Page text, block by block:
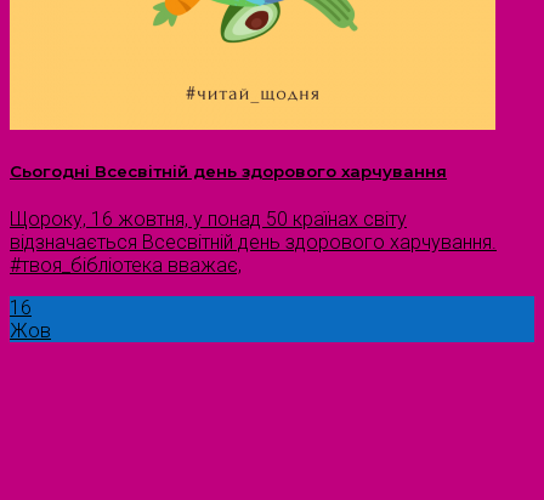
Сьогодні Всесвітній день здорового харчування
Щороку, 16 жовтня, у понад 50 країнах світу
відзначається Всесвітній день здорового харчування.
#твоя_бібліотека вважає,
16
Жов